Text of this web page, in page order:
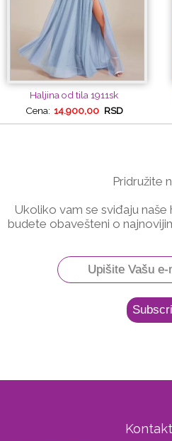
Haljina od tila 1911sk
Cena: 14.900,00 RSD
Pridružite
Ukoliko vam se sviđaju naše
budete obavešteni o